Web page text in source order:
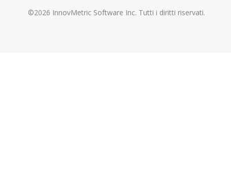
©2026 InnovMetric Software Inc. Tutti i diritti riservati.